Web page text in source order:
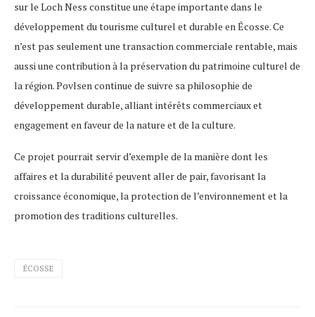
sur le Loch Ness constitue une étape importante dans le
développement du tourisme culturel et durable en Écosse. Ce
n’est pas seulement une transaction commerciale rentable, mais
aussi une contribution à la préservation du patrimoine culturel de
la région. Povlsen continue de suivre sa philosophie de
développement durable, alliant intérêts commerciaux et
engagement en faveur de la nature et de la culture.
Ce projet pourrait servir d’exemple de la manière dont les
affaires et la durabilité peuvent aller de pair, favorisant la
croissance économique, la protection de l’environnement et la
promotion des traditions culturelles.
ÉCOSSE